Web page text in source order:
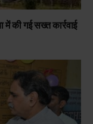
में की गई सख्त कार्रवाई